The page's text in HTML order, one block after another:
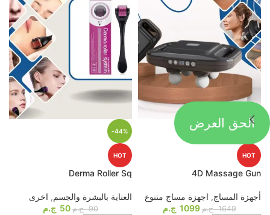
HOT
4D Massage Gun
أجهزة المساج, اجهزة مساج متنوع
1649 ج.م 1099 ج.م
-44%
HOT
Derma Roller Sq
العناية بالبشرة والجسم, اخرى
90 ج.م 50 ج.م
الحق العرض